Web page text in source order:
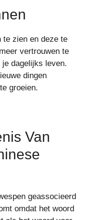
te zien en deze te
vertrouwen te
dagelijks leven.
dingen
groeien.
Van
geassocieerd
omdat het woord